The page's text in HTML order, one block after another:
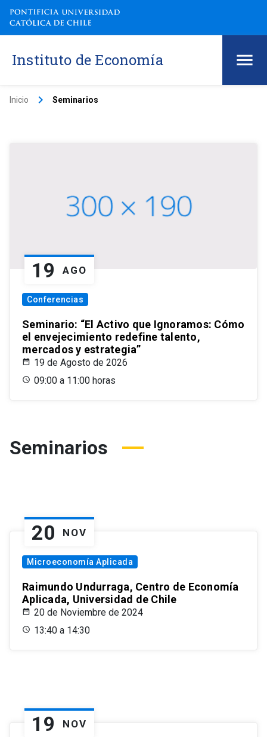
Instituto de Economía
Inicio keyboard_arrow_right Seminarios
19 AGO
Conferencias
Seminario: “El Activo que Ignoramos: Cómo
el envejecimiento redefine talento,
mercados y estrategia”
19 de Agosto de 2026
09:00 a 11:00 horas
Seminarios
20 NOV
Microeconomía Aplicada
Raimundo Undurraga, Centro de Economía
Aplicada, Universidad de Chile
20 de Noviembre de 2024
13:40 a 14:30
19 NOV